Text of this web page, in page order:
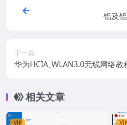
铝及
下一篇
华为HCIA_WLAN3.0无线网络教
相关文章
VIP VIP